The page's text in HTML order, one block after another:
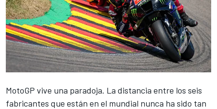
MotoGP vive una paradoja. La distancia entre los seis
fabricantes que están en el mundial nunca ha sido tan